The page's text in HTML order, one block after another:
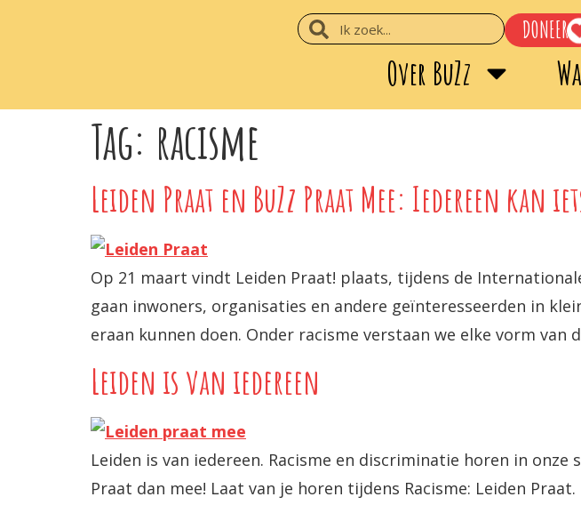
DONEER
Over BuZz
Tag: racisme
Leiden Praat en BuZz Praat Mee: Iedereen
Op 21 maart vindt Leiden Praat! plaats, tijdens de
gaan inwoners, organisaties en andere geïnteresseerden in
eraan kunnen doen. Onder racisme verstaan we elke vorm
Leiden is van iedereen
Leiden is van iedereen. Racisme en discriminatie horen in
Praat dan mee! Laat van je horen tijdens Racisme: Leiden